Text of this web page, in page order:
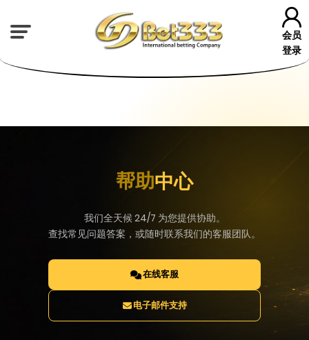
会员
登录
帮助中心
我们全天候 24/7 为您提供协助。
查找常见问题答案，或随时联系我们的客服团队。
在线客服
电子邮件支持